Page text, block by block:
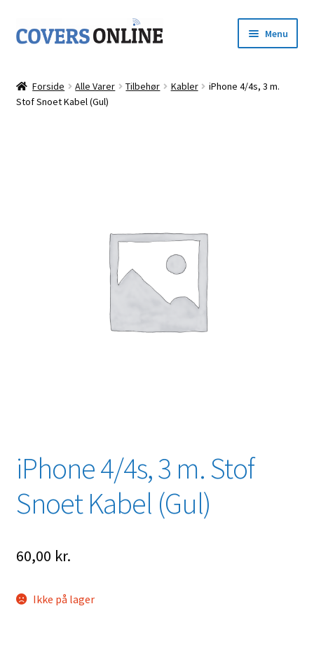
Spring
til
Spring
til
Menu
Shop
Forside Alle Varer Tilbehør Kabler
iPhone 4/4s, 3 m.
Stof Snoet Kabel (Gul)
iPhone 4/4s, 3 m. Stof
Snoet Kabel (Gul)
60,00 kr.
Ikke på lager